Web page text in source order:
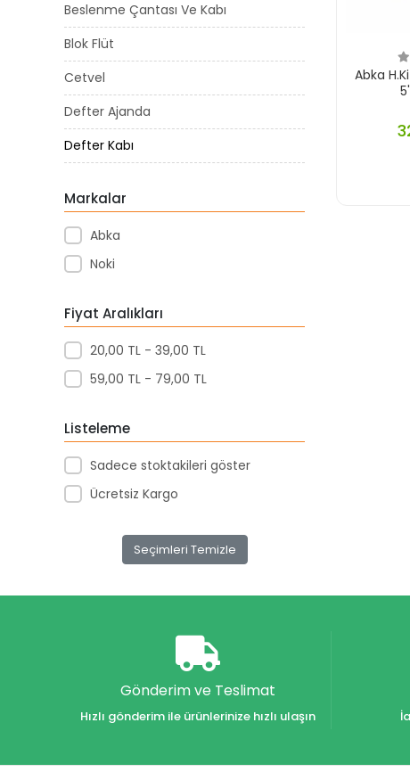
Beslenme Çantası Ve Kabı
Blok Flüt
Cetvel
Defter Ajanda
Defter Kabı
Dosya
Dosya Ve Sistemleri
Fon Kartonu
Fosforlu Kalem
Fırça
Hamur Yapıştırıcı
Kitap Ayracı
Markalar
Abka
Noki
Fiyat Aralıkları
20,00 TL - 39,00 TL
59,00 TL - 79,00 TL
Listeleme
Sadece stoktakileri göster
Ücretsiz Kargo
Seçimleri Temizle
Abka
Gönderim ve Teslimat
Hızlı gönderim ile ürünlerinize hızlı ulaşın